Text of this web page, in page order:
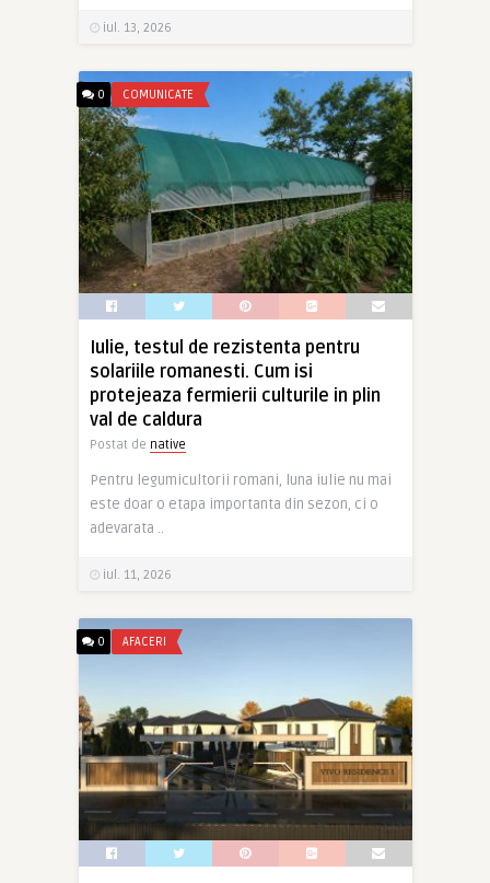
iul. 13, 2026
0 COMUNICATE
Iulie, testul de rezistenta pentru
solariile romanesti. Cum isi
protejeaza fermierii culturile in plin
val de caldura
Postat de native
Pentru legumicultorii romani, luna iulie nu mai
este doar o etapa importanta din sezon, ci o
adevarata ..
iul. 11, 2026
0 AFACERI